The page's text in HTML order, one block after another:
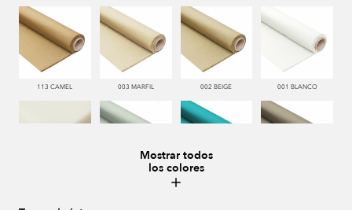
113 CAMEL 003 MARFIL 002 BEIGE 001 BLANCO
Mostrar todos
los colores